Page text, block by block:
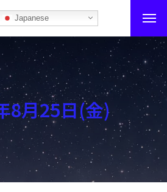
Japanese
！
8月25日(金)